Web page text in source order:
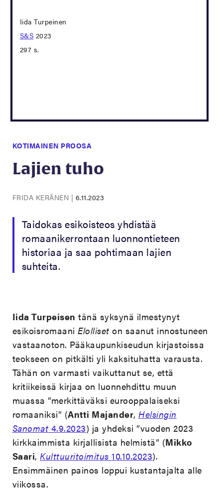
Iida Turpeinen
S&S 2023
297 s.
KOTIMAINEN PROOSA
Lajien tuho
FRIDA KERÄNEN | 6.11.2023
Taidokas esikoisteos yhdistää
romaanikerrontaan luonnontieteen
historiaa ja saa pohtimaan lajien
suhteita.
Iida Turpeisen tänä syksynä ilmestynyt
esikoisromaaniElolliset on saanut innostuneen
vastaanoton. Pääkaupunkiseudun kirjastoissa
teokseen on pitkälti yli kaksituhatta varausta.
Tähän on varmasti vaikuttanut se, että
kritiikeissä kirjaa on luonnehdittu muun
muassa ”merkittäväksi eurooppalaiseksi
romaaniksi” (Antti Majander,Helsingin
Sanomat 4.9.2023) ja yhdeksi ”vuoden 2023
kirkkaimmista kirjallisista helmistä” (Mikko
Saari,Kulttuuritoimitus 10.10.2023).
Ensimmäinen painos loppui kustantajalta alle
viikossa.